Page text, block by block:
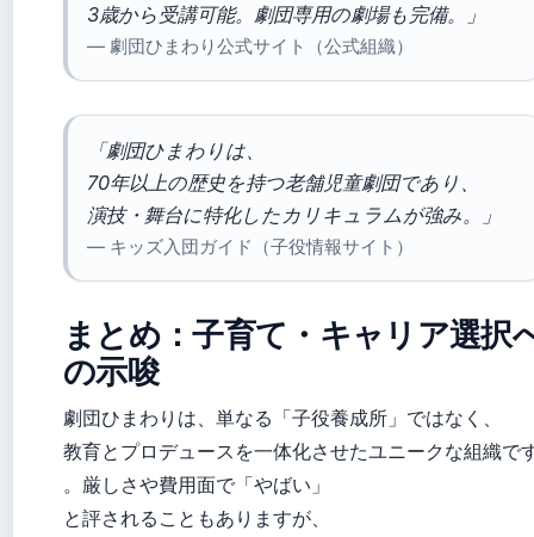
3歳から受講可能。劇団専用の劇場も完備。」
— 劇団ひまわり公式サイト（公式組織）
「劇団ひまわりは、
70年以上の歴史を持つ老舗児童劇団であり、
演技・舞台に特化したカリキュラムが強み。」
— キッズ入団ガイド（子役情報サイト）
まとめ：子育て・キャリア選択
の示唆
劇団ひまわりは、単なる「子役養成所」ではなく、
教育とプロデュースを一体化させたユニークな組織で
。厳しさや費用面で「やばい」
と評されることもありますが、